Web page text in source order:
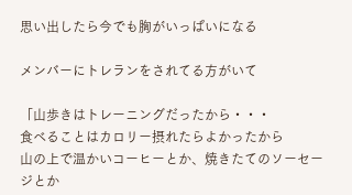
思い出したら今でも胸がいっぱいになる
メンバーにトレランをされてる方がいて
「山歩きはトレーニングだったから・・・
食べることはカロリー摂れたらよかったから
山の上で温かいコーヒーとか、焼きたてのソーセー
ジとか